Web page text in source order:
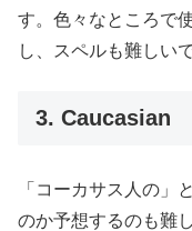
す。色々なところで
し、スペルも難しい
3. Caucasian
「コーカサス人の」
のか予想するのも難